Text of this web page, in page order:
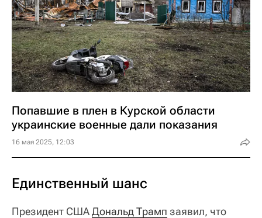
Попавшие в плен в Курской области
украинские военные дали показания
16 мая 2025, 12:03
Единственный шанс
Президент СШАДональд Трамп заявил, что